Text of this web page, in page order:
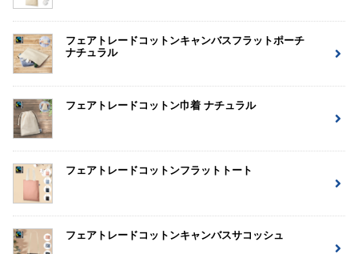
フェアトレードコットンキャンバスフラットポーチ
ナチュラル
フェアトレードコットン巾着 ナチュラル
フェアトレードコットンフラットトート
フェアトレードコットンキャンバスサコッシュ